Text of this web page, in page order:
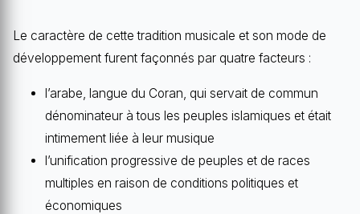
Le caractère de cette tradition musicale et son mode de
développement furent façonnés par quatre facteurs :
l’arabe, langue du Coran, qui servait de commun
dénominateur à tous les peuples islamiques et était
intimement liée à leur musique
l’unification progressive de peuples et de races
multiples en raison de conditions politiques et
économiques